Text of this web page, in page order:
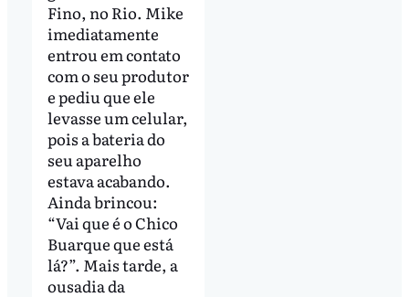
Fino, no Rio. Mike
imediatamente
entrou em contato
com o seu produtor
e pediu que ele
levasse um celular,
pois a bateria do
seu aparelho
estava acabando.
Ainda brincou:
“Vai que é o Chico
Buarque que está
lá?”. Mais tarde, a
ousadia da